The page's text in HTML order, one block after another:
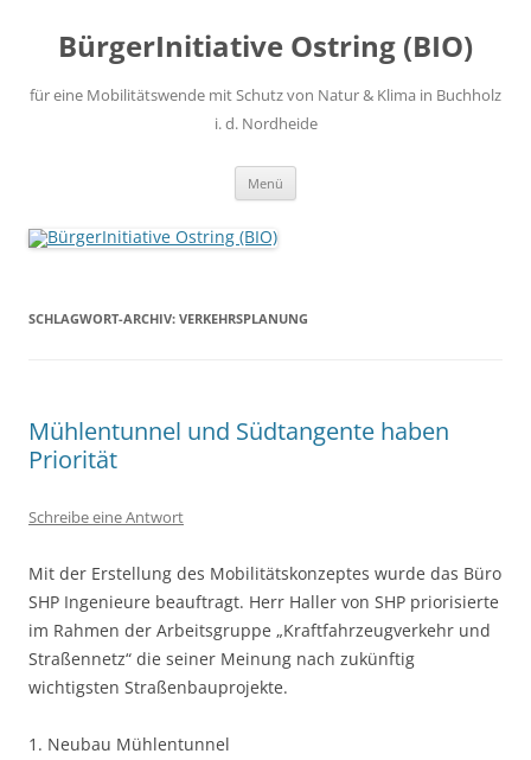
springen
BürgerInitiative Ostring (BIO)
für eine Mobilitätswende mit Schutz von Natur & Klima in Buchholz
i. d. Nordheide
Menü
SCHLAGWORT-ARCHIV: VERKEHRSPLANUNG
Mühlentunnel und Südtangente haben
Priorität
Schreibe eine Antwort
Mit der Erstellung des Mobilitätskonzeptes wurde das Büro
SHP Ingenieure beauftragt. Herr Haller von SHP priorisierte
im Rahmen der Arbeitsgruppe „Kraftfahrzeugverkehr und
Straßennetz“ die seiner Meinung nach zukünftig
wichtigsten Straßenbauprojekte.
1. Neubau Mühlentunnel